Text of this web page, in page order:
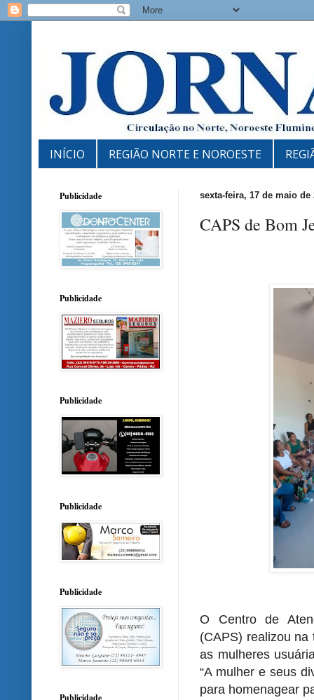
INÍCIO REGIÃO NORTE E NOROESTE
sexta-feira, 17 de maio de
CAPS de Bom
O Centro de
(CAPS) realizou
as mulheres
“A mulher e seus
para homenagear
Publicidade
Publicidade
Publicidade
Publicidade
Publicidade